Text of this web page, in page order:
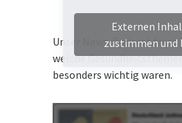
Externen
zustimmen und
Unser News-Podcast fasst
welche Gesundheitsthemen
besonders wichtig waren.